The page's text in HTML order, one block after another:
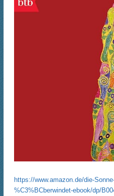
https://www.amazon.de/die-
%C3%BCberwindet-ebook/dp/